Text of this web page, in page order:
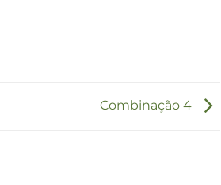
Combinação 4